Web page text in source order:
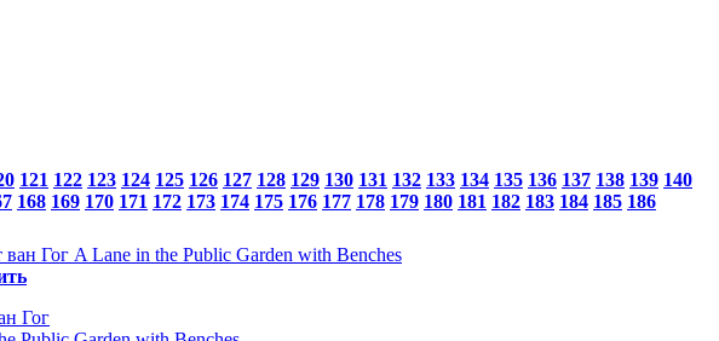
121 122 123 124 125 126 127 128 129 130 131 132 133 134 135 136 137 138 139 140
168 169 170 171 172 173 174 175 176 177 178 179 180 181 182 183 184 185 186
Гог